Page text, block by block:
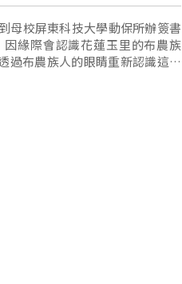
母校屏東科技大學動保所辦簽書
緣際會認識花蓮玉里的布農族
過布農族人的眼睛重新認識這片